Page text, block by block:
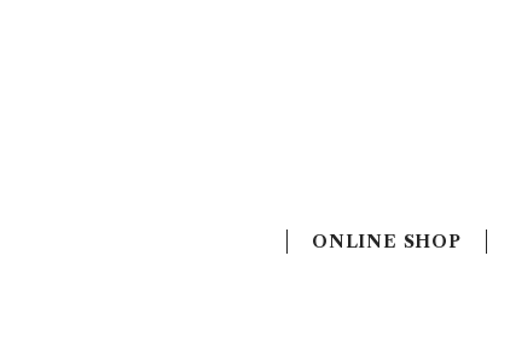
ONLINE SHOP